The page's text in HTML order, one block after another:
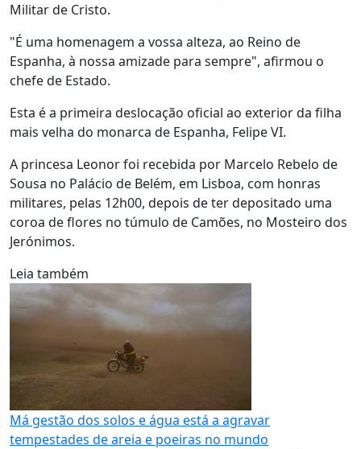
Militar de Cristo.
"É uma homenagem a vossa alteza, ao Reino de
Espanha, à nossa amizade para sempre", afirmou o
chefe de Estado.
Esta é a primeira deslocação oficial ao exterior da filha
mais velha do monarca de Espanha, Felipe VI.
A princesa Leonor foi recebida por Marcelo Rebelo de
Sousa no Palácio de Belém, em Lisboa, com honras
militares, pelas 12h00, depois de ter depositado uma
coroa de flores no túmulo de Camões, no Mosteiro dos
Jerónimos.
Leia também
Má gestão dos solos e água está a agravar
tempestades de areia e poeiras no mundo